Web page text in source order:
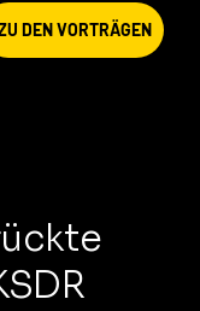
DEN VORTRÄGEN